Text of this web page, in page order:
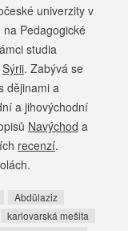
univerzity v
Pedagogické
studia
Sýrii. Zabývá se
dějinami a
a jihovýchodní
Navýchod a
recenzí.
Abdülaziz
karlovarská mešita